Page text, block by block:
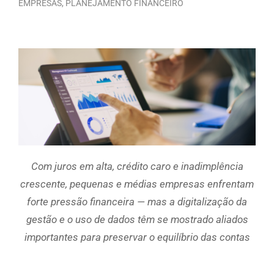
EMPRESAS, PLANEJAMENTO FINANCEIRO
Com juros em alta, crédito caro e inadimplência
crescente, pequenas e médias empresas enfrentam
forte pressão financeira — mas a digitalização da
gestão e o uso de dados têm se mostrado aliados
importantes para preservar o equilíbrio das contas